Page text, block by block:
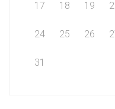
17 18 19
24 25 26
31